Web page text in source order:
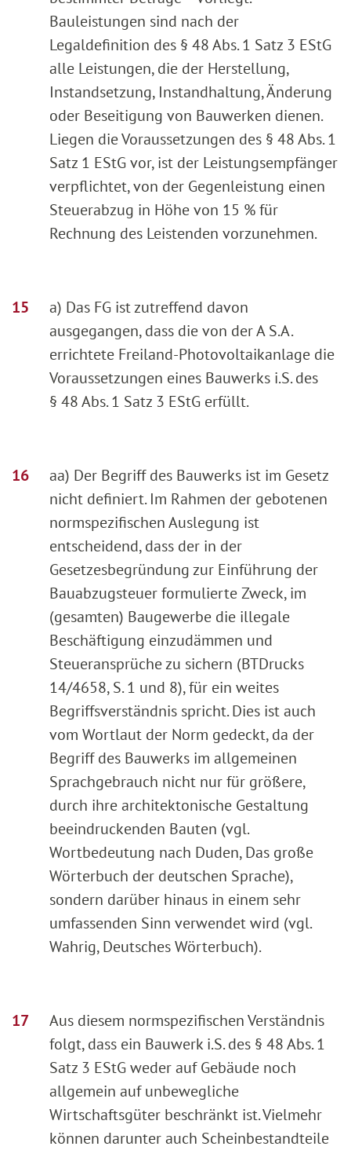
Bauleistungen sind nach der
Legaldefinition des § 48 Abs. 1 Satz 3 EStG
alle Leistungen, die der Herstellung,
Instandsetzung, Instandhaltung, Änderung
oder Beseitigung von Bauwerken dienen.
Liegen die Voraussetzungen des § 48 Abs. 1
Satz 1 EStG vor, ist der Leistungsempfänger
verpflichtet, von der Gegenleistung einen
Steuerabzug in Höhe von 15 % für
Rechnung des Leistenden vorzunehmen.
a) Das FG ist zutreffend davon
ausgegangen, dass die von der A S.A.
errichtete Freiland-Photovoltaikanlage die
Voraussetzungen eines Bauwerks i.S. des
§ 48 Abs. 1 Satz 3 EStG erfüllt.
aa) Der Begriff des Bauwerks ist im Gesetz
nicht definiert. Im Rahmen der gebotenen
normspezifischen Auslegung ist
entscheidend, dass der in der
Gesetzesbegründung zur Einführung der
Bauabzugsteuer formulierte Zweck, im
(gesamten) Baugewerbe die illegale
Beschäftigung einzudämmen und
Steueransprüche zu sichern (BTDrucks
14/4658, S. 1 und 8), für ein weites
Begriffsverständnis spricht. Dies ist auch
vom Wortlaut der Norm gedeckt, da der
Begriff des Bauwerks im allgemeinen
Sprachgebrauch nicht nur für größere,
durch ihre architektonische Gestaltung
beeindruckenden Bauten (vgl.
Wortbedeutung nach Duden, Das große
Wörterbuch der deutschen Sprache),
sondern darüber hinaus in einem sehr
umfassenden Sinn verwendet wird (vgl.
Wahrig, Deutsches Wörterbuch).
Aus diesem normspezifischen Verständnis
folgt, dass ein Bauwerk i.S. des § 48 Abs. 1
Satz 3 EStG weder auf Gebäude noch
allgemein auf unbewegliche
Wirtschaftsgüter beschränkt ist. Vielmehr
können darunter auch Scheinbestandteile